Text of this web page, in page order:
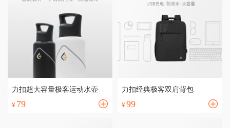
力扣超大容量极客运动水壶
¥ 79
力扣经典极客双肩背包
¥99